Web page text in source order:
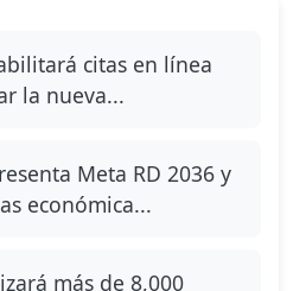
citas en línea
la nueva...
Meta RD 2036 y
económica...
más de 8,000